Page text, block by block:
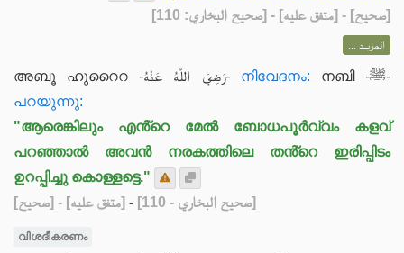
[صحيح] - [متفق عليه] - [صحيح البخاري: 110]
المزيــد ...
അബൂ ഹുറൈറ -رَضِيَ اللَّهُ عَنْهُ-നിവേദനം:
നബി -ﷺ-
പറയുന്നു:
"ആരെങ്കിലും എൻ്റെ മേൽ ബോധപൂർവ്വം കളവ്
പറഞ്ഞാൽ അവൻ നരകത്തിലെ തൻ്റെ ഇരിപ്പിടം
ഉറപ്പിച്ചു കൊള്ളട്ടെ."
[صحيح]
- [متفق عليه] - [صحيح البخاري - 110]
വിശദീകരണം